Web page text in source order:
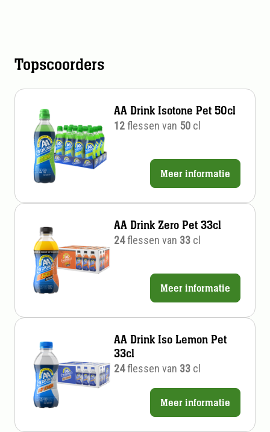
Topscoorders
AA Drink Isotone Pet 50cl
12flessen van 50 cl
Meer informatie
AA Drink Zero Pet 33cl
24flessen van 33 cl
Meer informatie
AA Drink Iso Lemon Pet
33cl
24flessen van 33 cl
Meer informatie